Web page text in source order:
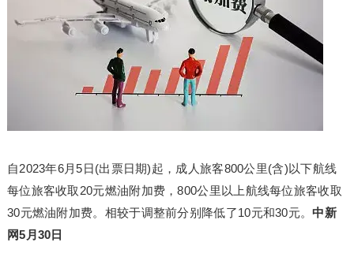
自2023年6月5日(出票日期)起，成人旅客800公里(含)以下航线
每位旅客收取20元燃油附加费，800公里以上航线每位旅客收取
30元燃油附加费。相较于调整前分别降低了10元和30元。中新
网5月30日